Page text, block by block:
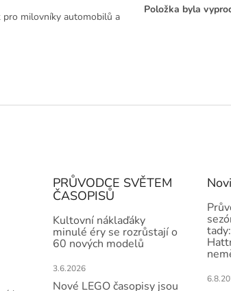
pro milovníky automobilů a
Položka byla
PRŮVODCE SVĚTEM
ČASOPISŮ
Kultovní náklaďáky
minulé éry se rozrůstají o
60 nových modelů
3.6.2026
Nové LEGO časopisy jsou